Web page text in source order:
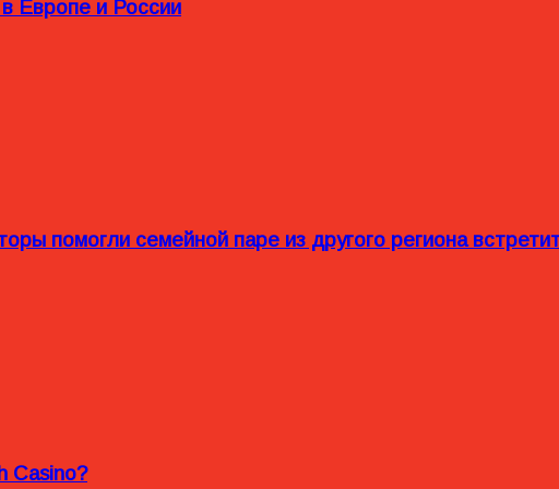
Европе и России
помогли семейной паре из другого региона
Casino?